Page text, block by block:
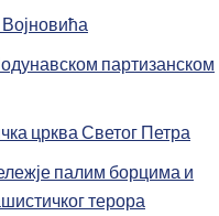
партизанском
црква Светог Петра
палим борцима и
терора